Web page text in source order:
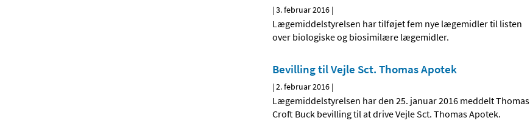
|3. februar 2016 |
Lægemiddelstyrelsen har tilføjet fem nye lægemidler til listen
over biologiske og biosimilære lægemidler.
Bevilling til Vejle Sct. Thomas Apotek
|2. februar 2016 |
Lægemiddelstyrelsen har den 25. januar 2016 meddelt Thomas
Croft Buck bevilling til at drive Vejle Sct. Thomas Apotek.